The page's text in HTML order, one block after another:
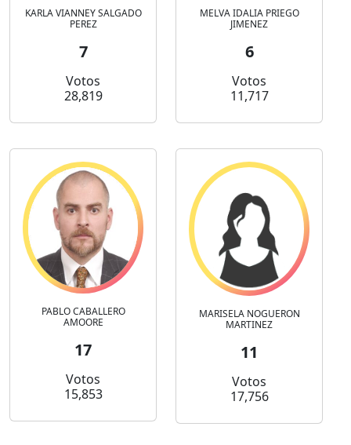
KARLA VIANNEY SALGADO
PEREZ
7
Votos
28,819
MELVA IDALIA PRIEGO
JIMENEZ
6
Votos
11,717
PABLO CABALLERO
AMOORE
17
Votos
15,853
MARISELA NOGUERON
MARTINEZ
11
Votos
17,756